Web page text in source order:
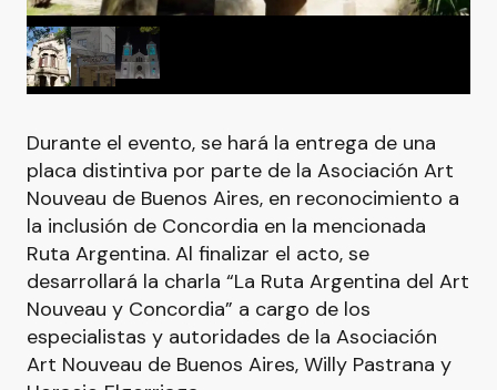
Durante el evento, se hará la entrega de una
placa distintiva por parte de la Asociación Art
Nouveau de Buenos Aires, en reconocimiento a
la inclusión de Concordia en la mencionada
Ruta Argentina. Al finalizar el acto, se
desarrollará la charla “La Ruta Argentina del Art
Nouveau y Concordia” a cargo de los
especialistas y autoridades de la Asociación
Art Nouveau de Buenos Aires, Willy Pastrana y